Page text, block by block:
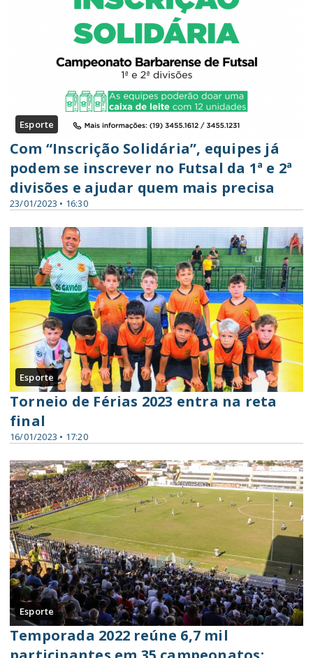
Esporte
23/01/2023 • 16:30
Com “Inscrição Solidária”, equipes já
podem se inscrever no Futsal da 1ª e 2ª
divisões e ajudar quem mais precisa
Esporte
16/01/2023 • 17:20
Torneio de Férias 2023 entra na reta
final
Esporte
Temporada 2022 reúne 6,7 mil